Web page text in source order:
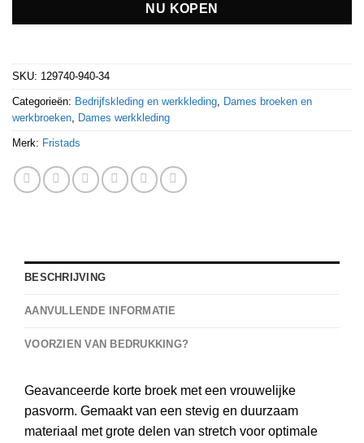
NU KOPEN
SKU: 129740-940-34
Categorieën: Bedrijfskleding en werkkleding
Dames broeken en
werkbroeken
Dames werkkleding
Merk: Fristads
BESCHRIJVING
AANVULLENDE INFORMATIE
VOORZIEN VAN BEDRUKKING?
Geavanceerde korte broek met een vrouwelijke
pasvorm. Gemaakt van een stevig en duurzaam
materiaal met grote delen van stretch voor optimale